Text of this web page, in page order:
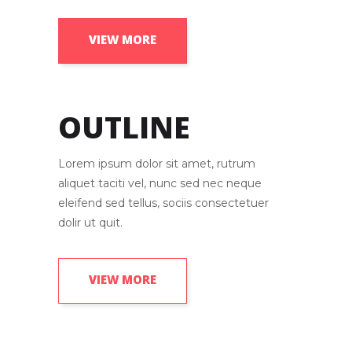
VIEW MORE
OUTLINE
Lorem ipsum dolor sit amet, rutrum
aliquet taciti vel, nunc sed nec neque
eleifend sed tellus, sociis consectetuer
dolir ut quit.
VIEW MORE